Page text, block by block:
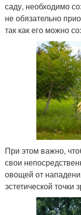
саду, необходимо
не обязательно
так как его можно
При этом важно,
свои
овощей от
эстетической